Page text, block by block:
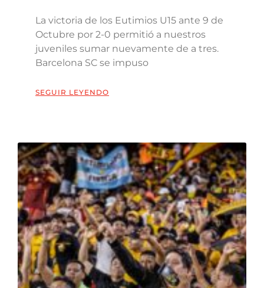
La victoria de los Eutimios U15 ante 9 de
Octubre por 2-0 permitió a nuestros
juveniles sumar nuevamente de a tres.
Barcelona SC se impuso
SEGUIR LEYENDO